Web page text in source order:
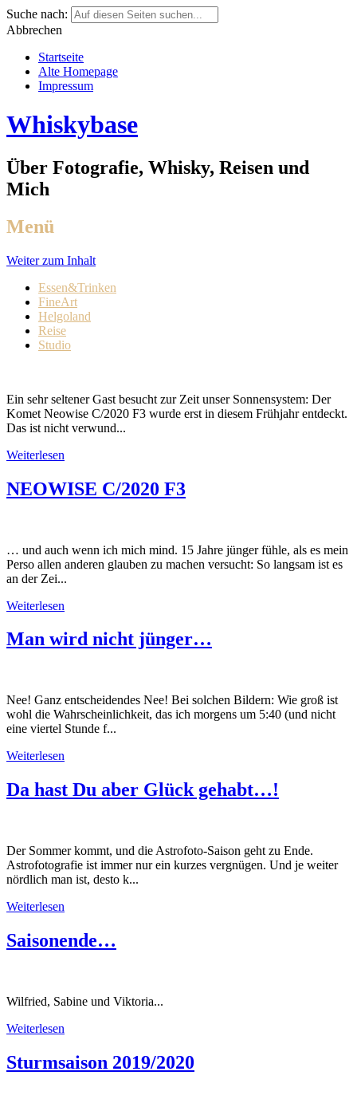
Suche nach:
Abbrechen
Startseite
Alte Homepage
Impressum
Whiskybase
Über Fotografie, Whisky, Reisen und
Mich
Menü
Weiter zum Inhalt
Essen&Trinken
FineArt
Helgoland
Reise
Studio
Ein sehr seltener Gast besucht zur Zeit unser Sonnensystem: Der
Komet Neowise C/2020 F3 wurde erst in diesem Frühjahr entdeckt.
Das ist nicht verwund...
Weiterlesen
NEOWISE C/2020 F3
… und auch wenn ich mich mind. 15 Jahre jünger fühle, als es mein
Perso allen anderen glauben zu machen versucht: So langsam ist es
an der Zei...
Weiterlesen
Man wird nicht jünger…
Nee! Ganz entscheidendes Nee! Bei solchen Bildern: Wie groß ist
wohl die Wahrscheinlichkeit, das ich morgens um 5:40 (und nicht
eine viertel Stunde f...
Weiterlesen
Da hast Du aber Glück gehabt…!
Der Sommer kommt, und die Astrofoto-Saison geht zu Ende.
Astrofotografie ist immer nur ein kurzes vergnügen. Und je weiter
nördlich man ist, desto k...
Weiterlesen
Saisonende…
Wilfried, Sabine und Viktoria...
Weiterlesen
Sturmsaison 2019/2020